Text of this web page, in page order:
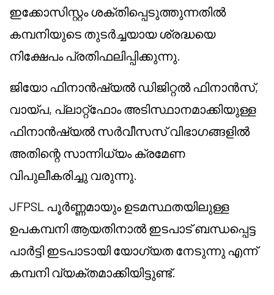
ഇക്കോസിസ്റ്റം ശക്തിപ്പെടുത്തുന്നതിൽ
കമ്പനിയുടെ തുടർച്ചയായ ശ്രദ്ധയെ
നിക്ഷേപം പ്രതിഫലിപ്പിക്കുന്നു.
ജിയോ ഫിനാൻഷ്യൽ ഡിജിറ്റൽ ഫിനാൻസ്,
വായ്പ, പ്ലാറ്റ്ഫോം അടിസ്ഥാനമാക്കിയുള്ള
ഫിനാൻഷ്യൽ സർവീസസ് വിഭാഗങ്ങളിൽ
അതിന്റെ സാന്നിധ്യം ക്രമേണ
വിപുലീകരിച്ചു വരുന്നു.
JFPSL പൂർണ്ണമായും ഉടമസ്ഥതയിലുള്ള
ഉപകമ്പനി ആയതിനാൽ ഇടപാട് ബന്ധപ്പെട്ട
പാർട്ടി ഇടപാടായി യോഗ്യത നേടുന്നു എന്ന്
കമ്പനി വ്യക്തമാക്കിയിട്ടുണ്ട്.